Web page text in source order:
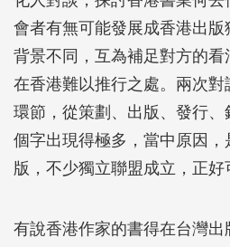
會者有無可能發展成香港出版
背景不同，互為補足對方的
在香港難以推行之處。兩次
環節，從策劃、出版、發行
個字出現得極多，當中原因
版，不少獨立聯盟成立，正好
有說香港作家的書得在台灣